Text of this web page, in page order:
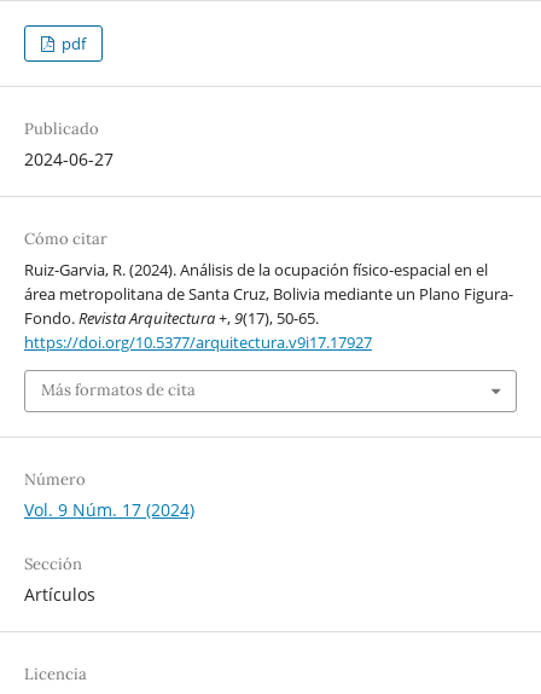
pdf
Publicado
2024-06-27
Cómo citar
Ruiz-Garvia, R. (2024). Análisis de la ocupación físico-espacial en el
área metropolitana de Santa Cruz, Bolivia mediante un Plano Figura-
Fondo.Revista Arquitectura +,9(17), 50-65.
https://doi.org/10.5377/arquitectura.v9i17.17927
Más formatos de cita
Número
Vol. 9 Núm. 17 (2024)
Sección
Artículos
Licencia